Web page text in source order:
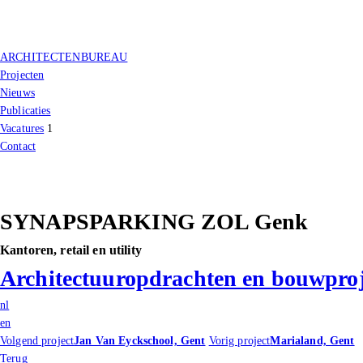
ARCHITECTENBUREAU
Projecten
Nieuws
Publicaties
Vacatures 1
Contact
SYNAPSPARKING ZOL Genk
Kantoren, retail en utility
Architectuuropdrachten en
nl
en
Volgend projectJan Van Eyckschool, Gent Vorig projectMarialand, Gent
Terug